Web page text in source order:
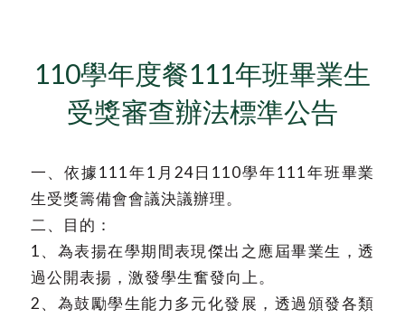
110學年度餐111年班畢業生
受獎審查辦法標準公告
一、依據111年1月24日110學年111年班畢業
生受獎籌備會會議決議辦理。
二、目的：
1、為表揚在學期間表現傑出之應屆畢業生，透
過公開表揚，激發學生奮發向上。
2、為鼓勵學生能力多元化發展，透過頒發各類